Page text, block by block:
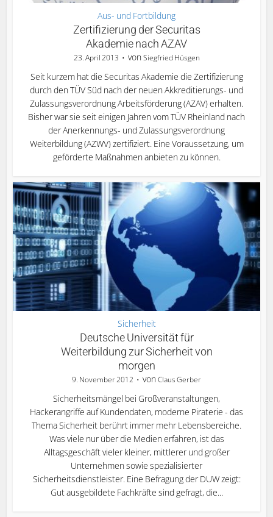
Aus- und Fortbildung
Zertifizierung der Securitas
Akademie nach AZAV
23. April 2013 vonSiegfried Hüsgen
Seit kurzem hat die Securitas Akademie die Zertifizierung
durch den TÜV Süd nach der neuen Akkreditierungs- und
Zulassungsverordnung Arbeitsförderung (AZAV) erhalten.
Bisher war sie seit einigen Jahren vom TÜV Rheinland nach
der Anerkennungs- und Zulassungsverordnung
Weiterbildung (AZWV) zertifiziert. Eine Voraussetzung, um
geförderte Maßnahmen anbieten zu können.
Sicherheit
Deutsche Universität für
Weiterbildung zur Sicherheit von
morgen
9. November 2012 vonClaus Gerber
Sicherheitsmängel bei Großveranstaltungen,
Hackerangriffe auf Kundendaten, moderne Piraterie - das
Thema Sicherheit berührt immer mehr Lebensbereiche.
Was viele nur über die Medien erfahren, ist das
Alltagsgeschäft vieler kleiner, mittlerer und großer
Unternehmen sowie spezialisierter
Sicherheitsdienstleister. Eine Befragung der DUW zeigt:
Gut ausgebildete Fachkräfte sind gefragt, die...